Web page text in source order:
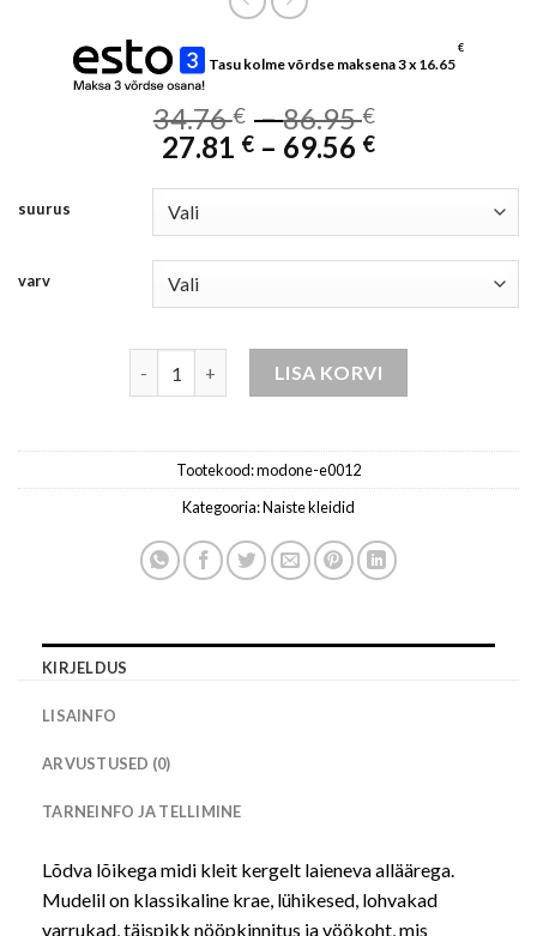
Tasu kolme võrdse maksena 3 x 16.65
€
34.76€ –86.95€
86.95 €
27.81 € – 69.56 €Price
through
69.56 €
suurus
varv
LISA KORVI
Tootekood:modone-e0012
Kategooria:Naiste kleidid
KIRJELDUS
LISAINFO
ARVUSTUSED (0)
TARNEINFO JA TELLIMINE
Lõdva lõikega midi kleit kergelt laieneva alläärega.
Mudelil on klassikaline krae, lühikesed, lohvakad
varrukad, täispikk nööpkinnitus ja vöökoht, mis